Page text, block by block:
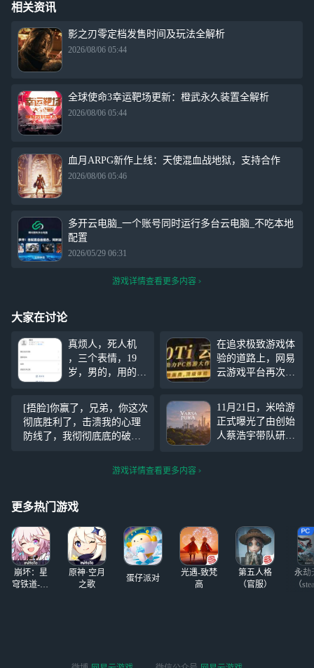
相关资讯
影之刃零定档发售时间及玩法全解析
2026/08/06 05:44
全球使命3幸运靶场更新：橙武永久装置全解析
2026/08/06 05:44
血月ARPG新作上线：天使混血战地狱，支持合作
2026/08/06 05:46
多开云电脑_一个账号同时运行多台云电脑_不吃本地
配置
2026/05/29 06:31
游戏详情查看更多内容
大家在讨论
真烦人，死人机
，三个表情，19
岁，男的，用的手
多多上面买的，真
的是笑死了，天天
就知道打游戏，他
个游戏，天天只会
号，
在追求极致游戏体
验的道路上，网易
云游戏平台再次迈
宣布即将推出搭载
顶级NVIDIA GeFo
rce RTX 4070 Ti显
卡的云电脑服务，
[捂脸]你赢了，兄弟，你这次
彻底胜利了，击溃我的心理
防线了，我彻彻底底的破防
了大雨的野狗，看见路边有
一坨棕色的东西，我以为是
结果发现是巧克力，只能满
11月21日，米哈游
正式曝光了由创始
人蔡浩宇带队研发
放世界游戏，以其
独特的写实风格与
沉浸式叙事，预示
着二次元游戏下一
个世代的到来。
游戏详情查看更多内容
更多热门游戏
崩坏：星
穹铁道-4.4
原神·空月
之歌
蛋仔派对
光遇-致梵
高
第五人格
（官服）
永劫
（